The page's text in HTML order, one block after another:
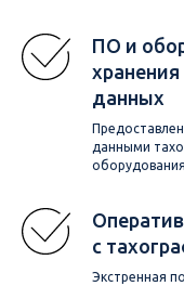
ПО и
данных
данными
с
Экстренная